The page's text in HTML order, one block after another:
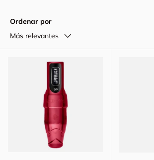
Ordenar por
Más relevantes